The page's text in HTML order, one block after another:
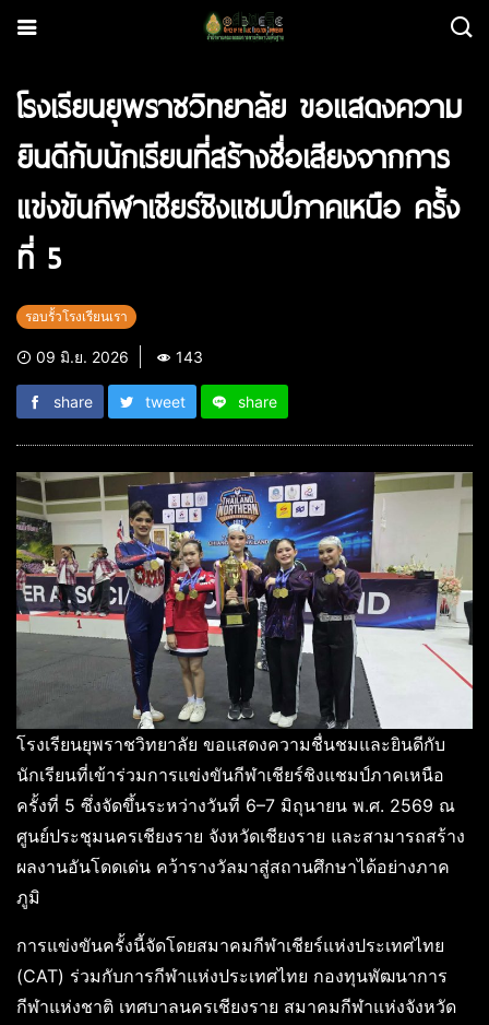
โรงเรียนยุพราชวิทยาลัย ขอแสดงความ
ยินดีกับนักเรียนที่สร้างชื่อเสียงจากการ
แข่งขันกีฬาเชียร์ชิงแชมป์ภาคเหนือ ครั้ง
ที่ 5
รอบรั้วโรงเรียนเรา
09 มิ.ย. 2026 143
share tweet share
โรงเรียนยุพราชวิทยาลัย ขอแสดงความชื่นชมและยินดีกับ
นักเรียนที่เข้าร่วมการแข่งขันกีฬาเชียร์ชิงแชมป์ภาคเหนือ
ครั้งที่ 5 ซึ่งจัดขึ้นระหว่างวันที่ 6–7 มิถุนายน พ.ศ. 2569 ณ
ศูนย์ประชุมนครเชียงราย จังหวัดเชียงราย และสามารถสร้าง
ผลงานอันโดดเด่น คว้ารางวัลมาสู่สถานศึกษาได้อย่างภาค
ภูมิ
การแข่งขันครั้งนี้จัดโดยสมาคมกีฬาเชียร์แห่งประเทศไทย
(CAT) ร่วมกับการกีฬาแห่งประเทศไทย กองทุนพัฒนาการ
กีฬาแห่งชาติ เทศบาลนครเชียงราย สมาคมกีฬาแห่งจังหวัด